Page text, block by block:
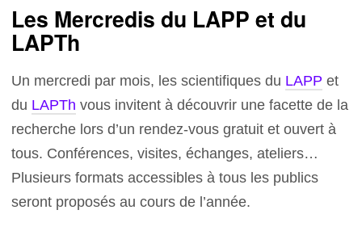
Les Mercredis du LAPP et du
LAPTh
Un mercredi par mois, les scientifiques du LAPP et
du LAPTh vous invitent à découvrir une facette de la
recherche lors d’un rendez-vous gratuit et ouvert à
tous. Conférences, visites, échanges, ateliers…
Plusieurs formats accessibles à tous les publics
seront proposés au cours de l’année.